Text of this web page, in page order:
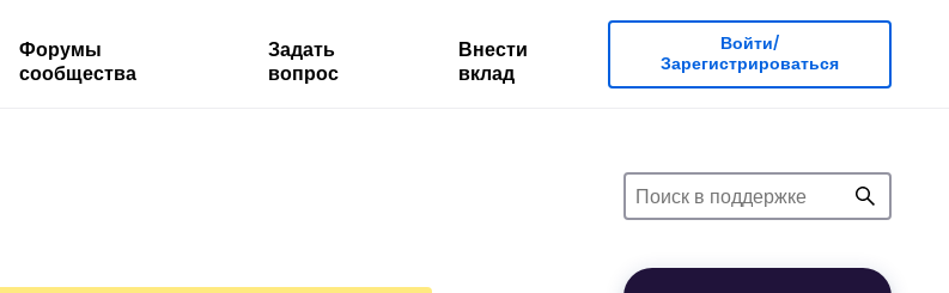
Форумы
сообщества
Задать
вопрос
Внести
вклад
Войти/
Зарегистрироваться